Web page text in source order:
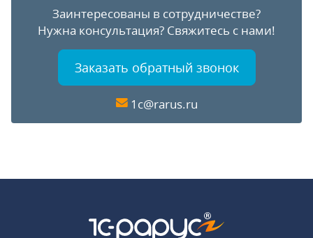
Заинтересованы в сотрудничестве?
Нужна консультация? Свяжитесь с нами!
Заказать обратный звонок
1c@rarus.ru